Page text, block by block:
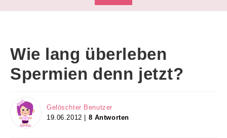
Wie lang überleben
Spermien denn jetzt?
Gelöschter Benutzer
19.06.2012 | 8 Antworten